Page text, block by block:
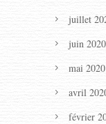
juillet
juin 2020
mai 2020
avril
février